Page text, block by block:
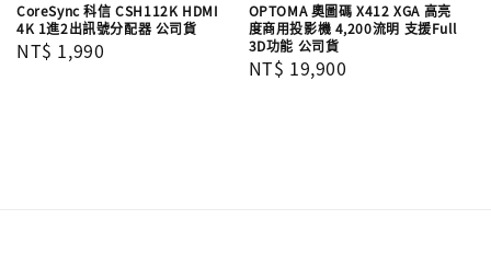
CoreSync 科信 CSH112K HDMI
4K 1進2出訊號分配器 公司貨
Regular
NT$ 1,990
OPTOMA 奧圖碼 X412 XGA 高亮
度商用投影機 4,200流明 支援Full
3D功能 公司貨
Regular
NT$ 19,900